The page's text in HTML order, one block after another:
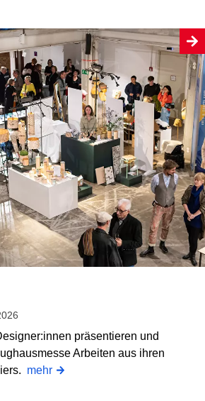
präsentieren und
Arbeiten aus ihren
mehr